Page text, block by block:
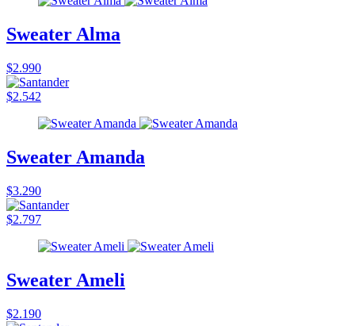
Sweater Alma
$2.990
$2.542
Sweater Amanda
$3.290
$2.797
Sweater Ameli
$2.190